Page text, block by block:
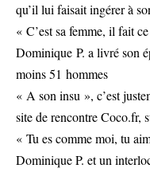
qu’il lui faisait ingérer à
« C’est sa femme, il fait
Dominique P. a livré son
moins 51 hommes
« A son insu », c’est
site de rencontre Coco.fr,
« Tu es comme moi, tu
Dominique P. et un